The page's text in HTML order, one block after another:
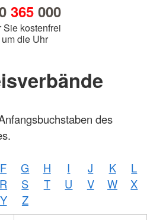
365000
Sie kostenfrei
die Uhr
des
F G H I J K
L
R S T U V W
X
Y
Z
Foto:
DRKS